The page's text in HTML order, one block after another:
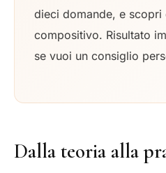
dieci domande, e
compositivo. Risultato
se vuoi un consiglio
Dalla teoria alla